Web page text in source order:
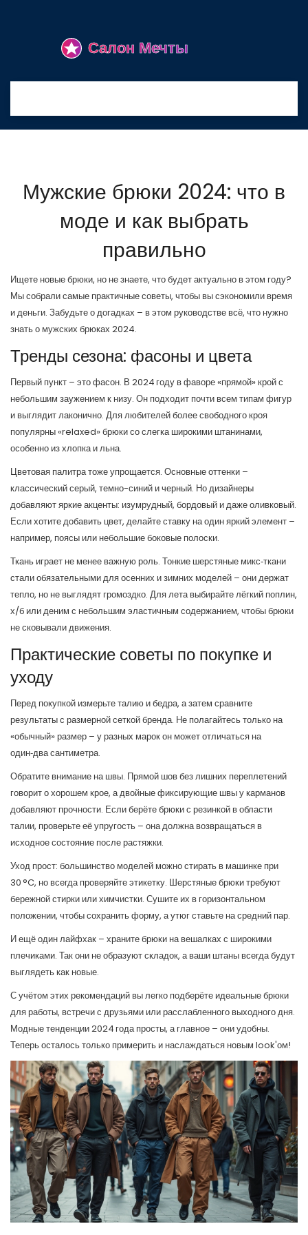
Мужские брюки 2024: что в
моде и как выбрать
правильно
Ищете новые брюки, но не знаете, что будет актуально в этом году?
Мы собрали самые практичные советы, чтобы вы сэкономили время
и деньги. Забудьте о догадках – в этом руководстве всё, что нужно
знать о мужских брюках 2024.
Тренды сезона: фасоны и цвета
Первый пункт – это фасон. В 2024 году в фаворе «прямой» крой с
небольшим заужением к низу. Он подходит почти всем типам фигур
и выглядит лаконично. Для любителей более свободного кроя
популярны «relaxed» брюки со слегка широкими штанинами,
особенно из хлопка и льна.
Цветовая палитра тоже упрощается. Основные оттенки –
классический серый, темно-синий и черный. Но дизайнеры
добавляют яркие акценты: изумрудный, бордовый и даже оливковый.
Если хотите добавить цвет, делайте ставку на один яркий элемент –
например, поясы или небольшие боковые полоски.
Ткань играет не менее важную роль. Тонкие шерстяные микс‑ткани
стали обязательными для осенних и зимних моделей – они держат
тепло, но не выглядят громоздко. Для лета выбирайте лёгкий поплин,
х/б или деним с небольшим эластичным содержанием, чтобы брюки
не сковывали движения.
Практические советы по покупке и
уходу
Перед покупкой измерьте талию и бедра, а затем сравните
результаты с размерной сеткой бренда. Не полагайтесь только на
«обычный» размер – у разных марок он может отличаться на
один‑два сантиметра.
Обратите внимание на швы. Прямой шов без лишних переплетений
говорит о хорошем крое, а двойные фиксирующие швы у карманов
добавляют прочности. Если берёте брюки с резинкой в области
талии, проверьте её упругость – она должна возвращаться в
исходное состояние после растяжки.
Уход прост: большинство моделей можно стирать в машинке при
30 °C, но всегда проверяйте этикетку. Шерстяные брюки требуют
бережной стирки или химчистки. Сушите их в горизонтальном
положении, чтобы сохранить форму, а утюг ставьте на средний пар.
И ещё один лайфхак – храните брюки на вешалках с широкими
плечиками. Так они не образуют складок, а ваши штаны всегда будут
выглядеть как новые.
С учётом этих рекомендаций вы легко подберёте идеальные брюки
для работы, встречи с друзьями или расслабленного выходного дня.
Модные тенденции 2024 года просты, а главное – они удобны.
Теперь осталось только примерить и наслаждаться новым look'ом!